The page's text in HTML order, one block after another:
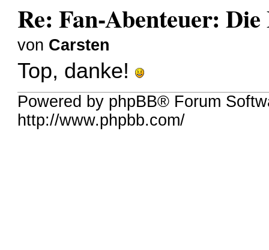
Re: Fan-Abenteuer:
von Carsten
Top, danke!
Powered by phpBB® Forum
http://www.phpbb.com/